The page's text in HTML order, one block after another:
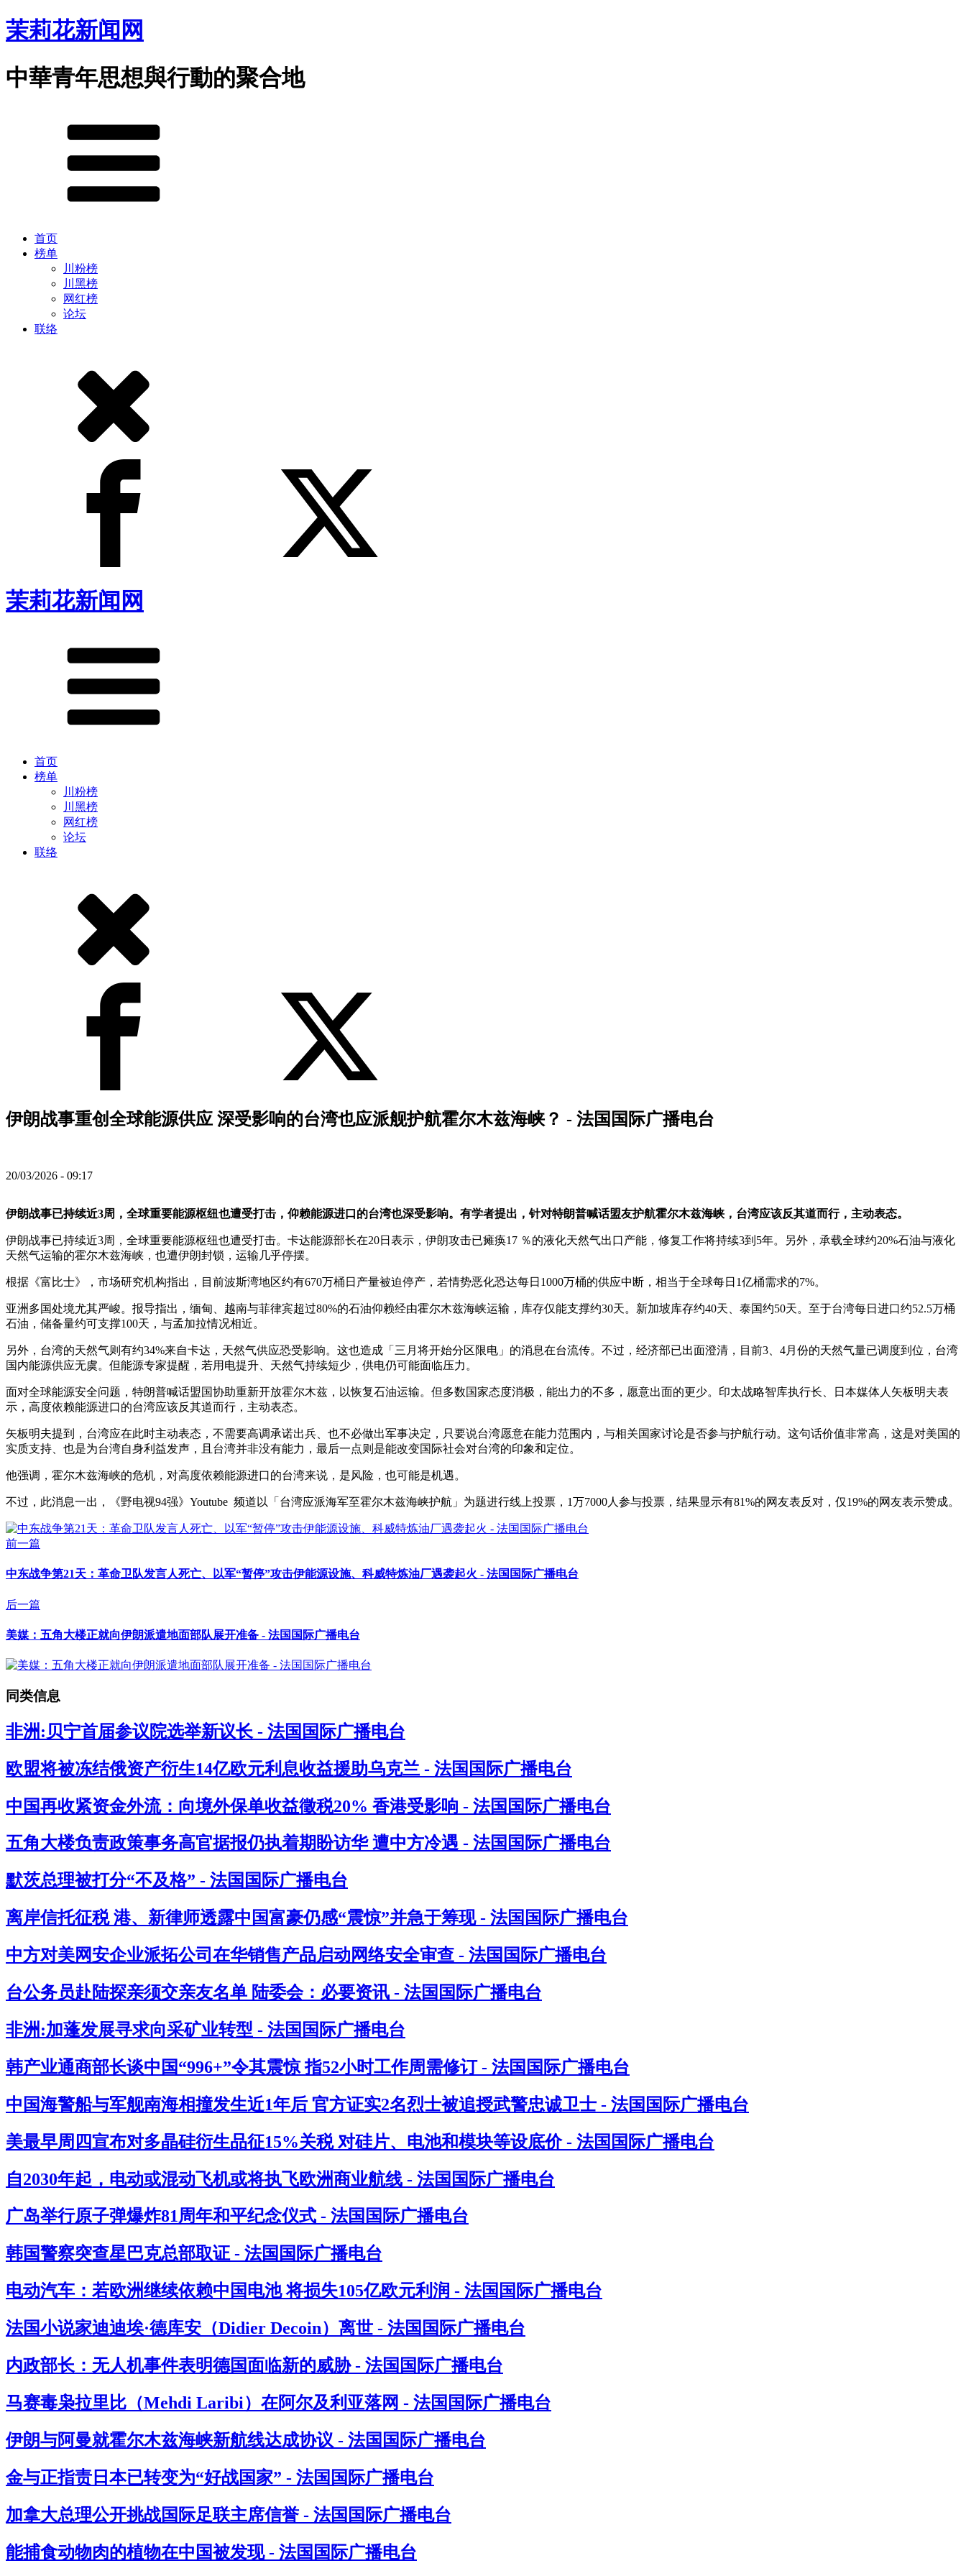
茉莉花新闻网
中華青年思想與行動的聚合地
首页
榜单
川粉榜
川黑榜
网红榜
论坛
联络
茉莉花新闻网
首页
榜单
川粉榜
川黑榜
网红榜
论坛
联络
伊朗战事重创全球能源供应 深受影响的台湾也应派舰护航霍尔木兹海峡？ - 法国国际广播电台
20/03/2026 - 09:17
伊朗战事已持续近3周，全球重要能源枢纽也遭受打击，仰赖能源进口的台湾也深受影响。有学者提出，针对特朗普喊话盟友护航霍尔木兹海峡，台湾应该反其道而行，主动表态。
伊朗战事已持续近3周，全球重要能源枢纽也遭受打击。卡达能源部长在20日表示，伊朗攻击已瘫痪17 ％的液化天然气出口产能，修复工作将持续3到5年。另外，承载全球约20%石油与液化
天然气运输的霍尔木兹海峡，也遭伊朗封锁，运输几乎停摆。
根据《富比士》，市场研究机构指出，目前波斯湾地区约有670万桶日产量被迫停产，若情势恶化恐达每日1000万桶的供应中断，相当于全球每日1亿桶需求的7%。
亚洲多国处境尤其严峻。报导指出，缅甸、越南与菲律宾超过80%的石油仰赖经由霍尔木兹海峡运输，库存仅能支撑约30天。新加坡库存约40天、泰国约50天。至于台湾每日进口约52.5万桶
石油，储备量约可支撑100天，与孟加拉情况相近。
另外，台湾的天然气则有约34%来自卡达，天然气供应恐受影响。这也造成「三月将开始分区限电」的消息在台流传。不过，经济部已出面澄清，目前3、4月份的天然气量已调度到位，台湾
国内能源供应无虞。但能源专家提醒，若用电提升、天然气持续短少，供电仍可能面临压力。
面对全球能源安全问题，特朗普喊话盟国协助重新开放霍尔木兹，以恢复石油运输。但多数国家态度消极，能出力的不多，愿意出面的更少。印太战略智库执行长、日本媒体人矢板明夫表
示，高度依赖能源进口的台湾应该反其道而行，主动表态。
矢板明夫提到，台湾应在此时主动表态，不需要高调承诺出兵、也不必做出军事决定，只要说台湾愿意在能力范围内，与相关国家讨论是否参与护航行动。这句话价值非常高，这是对美国的
实质支持、也是为台湾自身利益发声，且台湾并非没有能力，最后一点则是能改变国际社会对台湾的印象和定位。
他强调，霍尔木兹海峡的危机，对高度依赖能源进口的台湾来说，是风险，也可能是机遇。
不过，此消息一出，《野电视94强》Youtube 频道以「台湾应派海军至霍尔木兹海峡护航」为题进行线上投票，1万7000人参与投票，结果显示有81%的网友表反对，仅19%的网友表示赞成。
前一篇
中东战争第21天：革命卫队发言人死亡、以军“暂停”攻击伊能源设施、科威特炼油厂遇袭起火 - 法国国际广播电台
后一篇
美媒：五角大楼正就向伊朗派遣地面部队展开准备 - 法国国际广播电台
同类信息
非洲:贝宁首届参议院选举新议长 - 法国国际广播电台
欧盟将被冻结俄资产衍生14亿欧元利息收益援助乌克兰 - 法国国际广播电台
中国再收紧资金外流：向境外保单收益徵税20% 香港受影响 - 法国国际广播电台
五角大楼负责政策事务高官据报仍执着期盼访华 遭中方冷遇 - 法国国际广播电台
默茨总理被打分“不及格” - 法国国际广播电台
离岸信托征税 港、新律师透露中国富豪仍感“震惊”并急于筹现 - 法国国际广播电台
中方对美网安企业派拓公司在华销售产品启动网络安全审查 - 法国国际广播电台
台公务员赴陆探亲须交亲友名单 陆委会：必要资讯 - 法国国际广播电台
非洲:加蓬发展寻求向采矿业转型 - 法国国际广播电台
韩产业通商部长谈中国“996+”令其震惊 指52小时工作周需修订 - 法国国际广播电台
中国海警船与军舰南海相撞发生近1年后 官方证实2名烈士被追授武警忠诚卫士 - 法国国际广播电台
美最早周四宣布对多晶硅衍生品征15%关税 对硅片、电池和模块等设底价 - 法国国际广播电台
自2030年起，电动或混动飞机或将执飞欧洲商业航线 - 法国国际广播电台
广岛举行原子弹爆炸81周年和平纪念仪式 - 法国国际广播电台
韩国警察突查星巴克总部取证 - 法国国际广播电台
电动汽车：若欧洲继续依赖中国电池 将损失105亿欧元利润 - 法国国际广播电台
法国小说家迪迪埃·德库安（Didier Decoin）离世 - 法国国际广播电台
内政部长：无人机事件表明德国面临新的威胁 - 法国国际广播电台
马赛毒枭拉里比（Mehdi Laribi）在阿尔及利亚落网 - 法国国际广播电台
伊朗与阿曼就霍尔木兹海峡新航线达成协议 - 法国国际广播电台
金与正指责日本已转变为“好战国家” - 法国国际广播电台
加拿大总理公开挑战国际足联主席信誉 - 法国国际广播电台
能捕食动物肉的植物在中国被发现 - 法国国际广播电台